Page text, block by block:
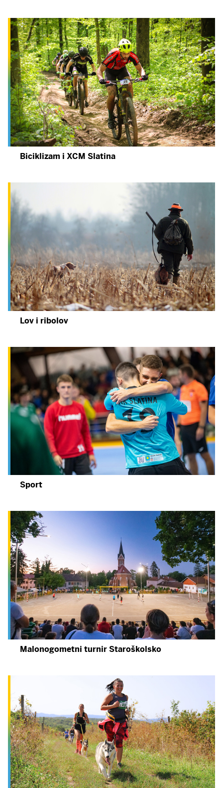
Biciklizam i XCM Slatina
Lov i ribolov
Sport
Malonogometni turnir Staroškolsko